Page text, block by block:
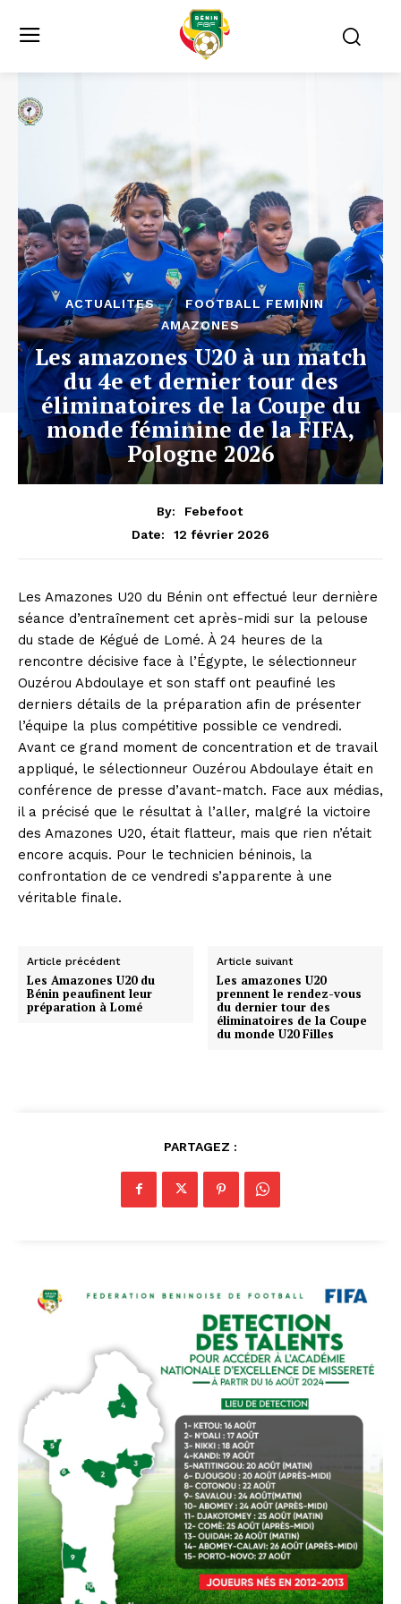
ACTUALITES
FOOTBALL FEMININ
AMAZONES
Les amazones U20 à un match
du 4e et dernier tour des
éliminatoires de la Coupe du
monde féminine de la FIFA,
Pologne 2026
By:
Febefoot
Date:
12 février 2026
Les Amazones U20 du Bénin ont effectué leur dernière
séance d’entraînement cet après-midi sur la pelouse
du stade de Kégué de Lomé. À 24 heures de la
rencontre décisive face à l’Égypte, le sélectionneur
Ouzérou Abdoulaye et son staff ont peaufiné les
derniers détails de la préparation afin de présenter
l’équipe la plus compétitive possible ce vendredi.
Avant ce grand moment de concentration et de travail
appliqué, le sélectionneur Ouzérou Abdoulaye était en
conférence de presse d’avant-match. Face aux médias,
il a précisé que le résultat à l’aller, malgré la victoire
des Amazones U20, était flatteur, mais que rien n’était
encore acquis. Pour le technicien béninois, la
confrontation de ce vendredi s’apparente à une
véritable finale.
Article précédent
Les Amazones U20 du
Bénin peaufinent leur
préparation à Lomé
Article suivant
Les amazones U20
prennent le rendez-vous
du dernier tour des
éliminatoires de la Coupe
du monde U20 Filles
PARTAGEZ :